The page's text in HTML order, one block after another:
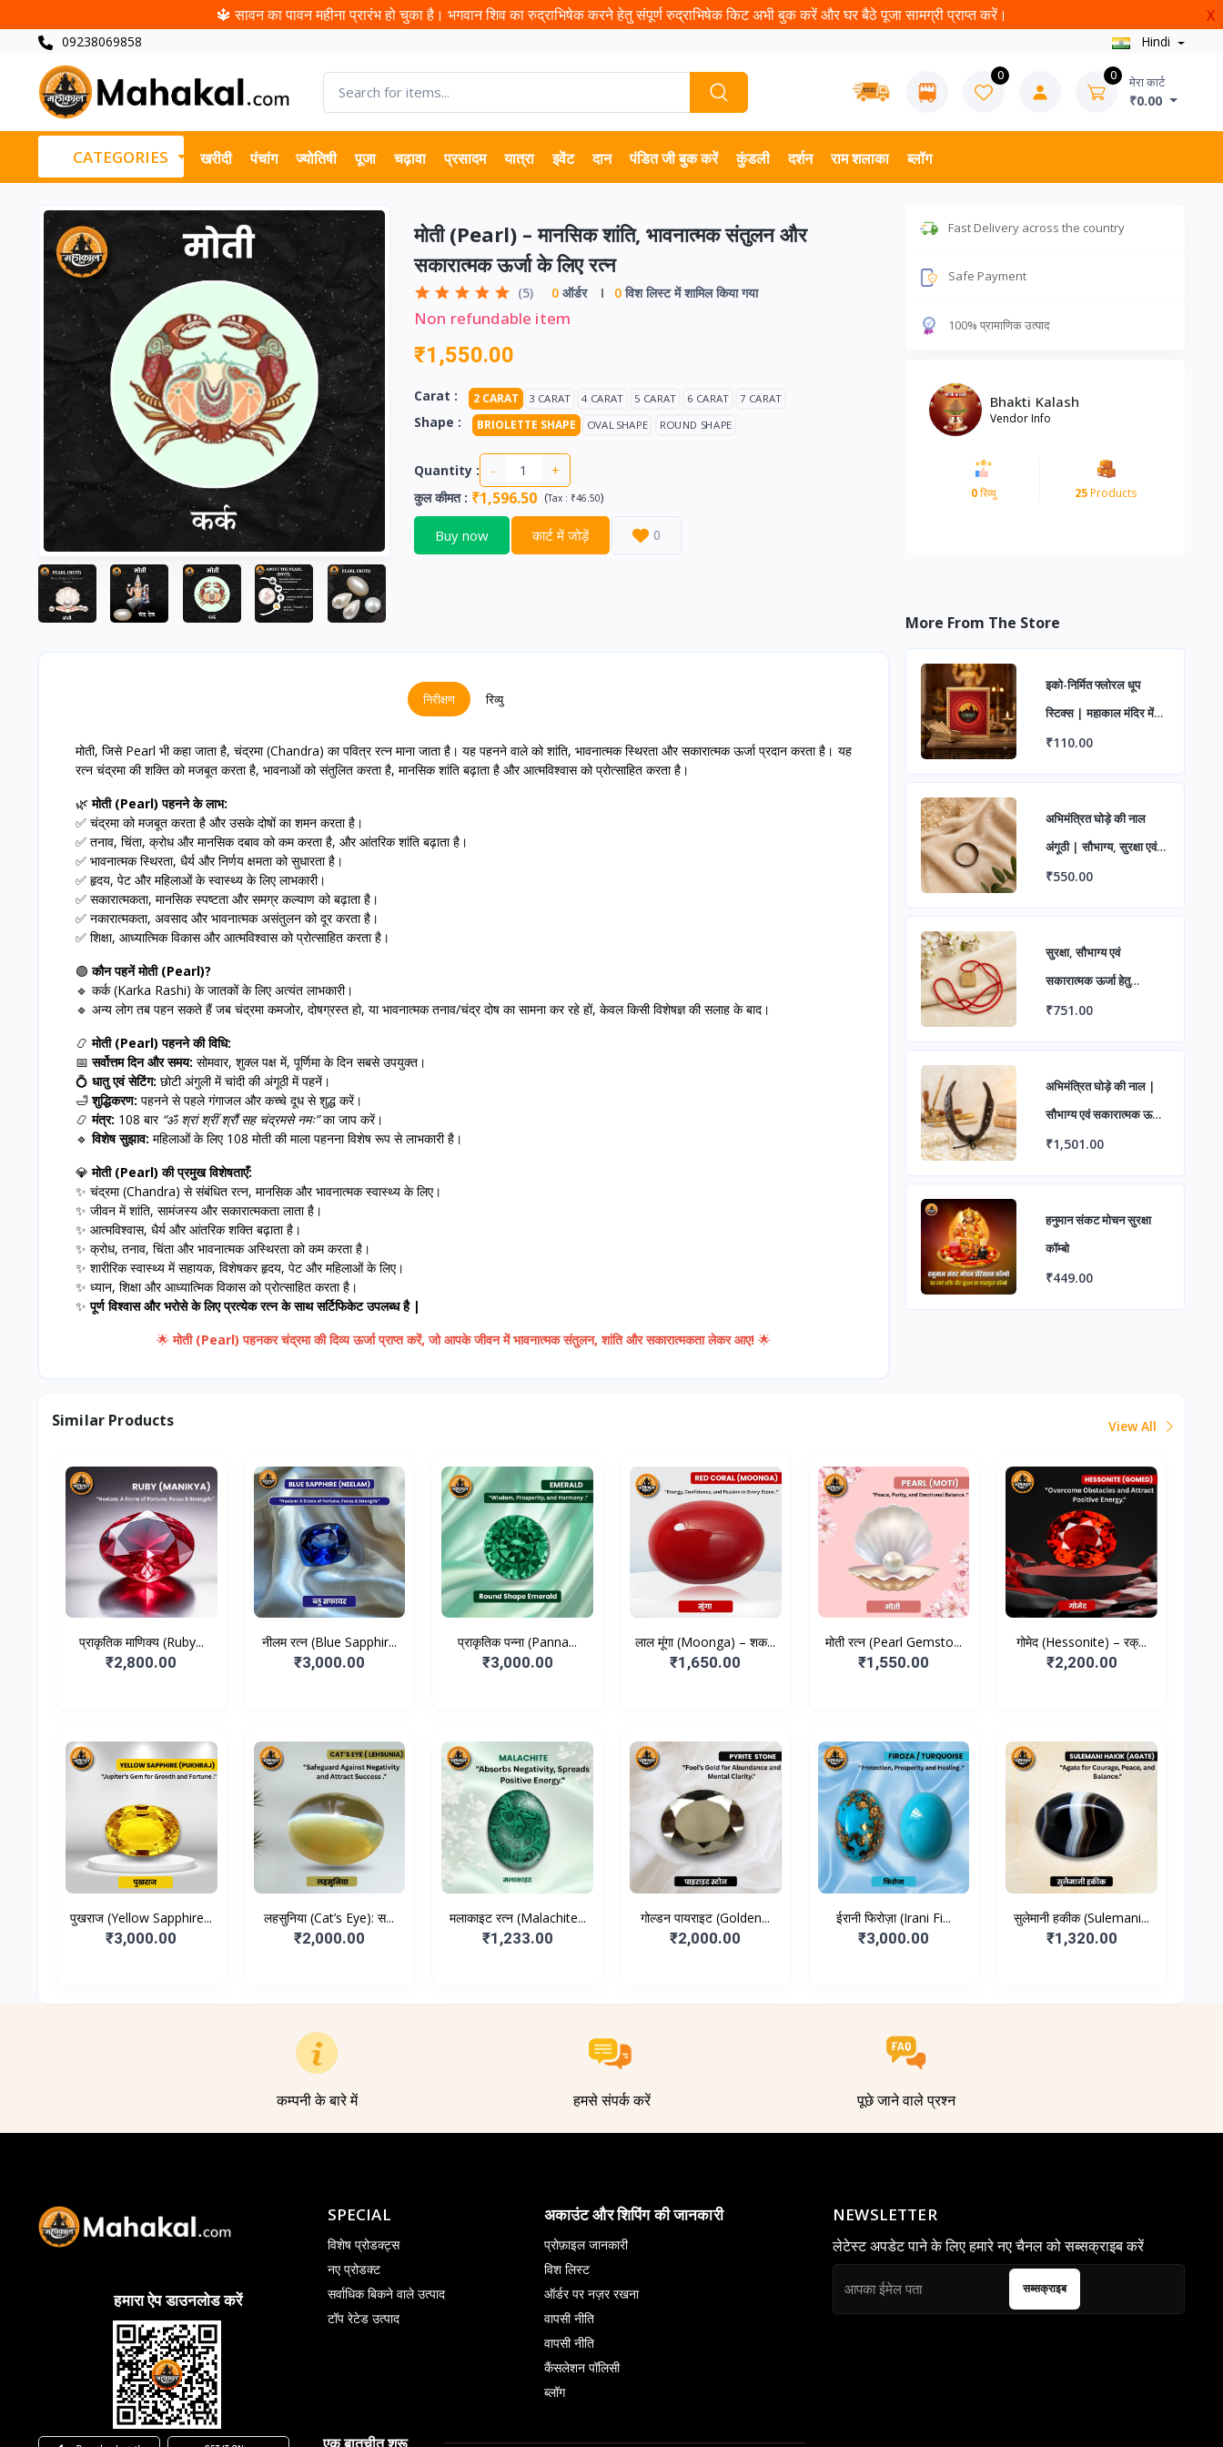
🔱 सावन का पावन महीना प्रारंभ हो चुका है। भगवान शिव का रुद्राभिषेक करने हेतु संपूर्ण रुद्राभिषेक किट अभी बुक करें और घर बैठे पूजा सामग्री प्राप्त करें। X
09238069858 Hindi
0 0 मेरा कार्ट
₹0.00
CATEGORIES खरीदी पंचांग ज्योतिषी पूजा चढ़ावा प्रसादम यात्रा इवेंट दान पंडित जी बुक करें कुंडली दर्शन राम शलाका ब्लॉग
मोती (Pearl) – मानसिक शांति, भावनात्मक संतुलन और
सकारात्मक ऊर्जा के लिए रत्न
(5) 0ऑर्डर 0विश लिस्ट में शामिल किया गया
Non refundable item
₹1,550.00
Carat : 2 CARAT 3 CARAT 4 CARAT 5 CARAT 6 CARAT 7 CARAT
Shape : BRIOLETTE SHAPE OVAL SHAPE ROUND SHAPE
Quantity : - +
कुल कीमत: ₹1,596.50 (Tax : ₹46.50)
Buy now कार्ट में जोड़ें 0
निरीक्षण रिव्यु
मोती, जिसे Pearl भी कहा जाता है, चंद्रमा (Chandra) का पवित्र रत्न माना जाता है। यह पहनने वाले को शांति, भावनात्मक स्थिरता और सकारात्मक ऊर्जा प्रदान करता है। यह
रत्न चंद्रमा की शक्ति को मजबूत करता है, भावनाओं को संतुलित करता है, मानसिक शांति बढ़ाता है और आत्मविश्वास को प्रोत्साहित करता है।
🌿मोती (Pearl) पहनने के लाभ:
✅ चंद्रमा को मजबूत करता है और उसके दोषों का शमन करता है।
✅ तनाव, चिंता, क्रोध और मानसिक दबाव को कम करता है, और आंतरिक शांति बढ़ाता है।
✅ भावनात्मक स्थिरता, धैर्य और निर्णय क्षमता को सुधारता है।
✅ हृदय, पेट और महिलाओं के स्वास्थ्य के लिए लाभकारी।
✅ सकारात्मकता, मानसिक स्पष्टता और समग्र कल्याण को बढ़ाता है।
✅ नकारात्मकता, अवसाद और भावनात्मक असंतुलन को दूर करता है।
✅ शिक्षा, आध्यात्मिक विकास और आत्मविश्वास को प्रोत्साहित करता है।
🟣कौन पहनें मोती (Pearl)?
🔹 कर्क (Karka Rashi) के जातकों के लिए अत्यंत लाभकारी।
🔹 अन्य लोग तब पहन सकते हैं जब चंद्रमा कमजोर, दोषग्रस्त हो, या भावनात्मक तनाव/चंद्र दोष का सामना कर रहे हों, केवल किसी विशेषज्ञ की सलाह के बाद।
📿मोती (Pearl) पहनने की विधि:
📅सर्वोत्तम दिन और समय: सोमवार, शुक्ल पक्ष में, पूर्णिमा के दिन सबसे उपयुक्त।
💍 धातु एवं सेटिंग: छोटी अंगुली में चांदी की अंगूठी में पहनें।
🛁शुद्धिकरण: पहनने से पहले गंगाजल और कच्चे दूध से शुद्ध करें।
📿मंत्र: 108 बार “ॐ श्रां श्रीं श्रौं सह चंद्रमसे नमः”का जाप करें।
🔹विशेष सुझाव: महिलाओं के लिए 108 मोती की माला पहनना विशेष रूप से लाभकारी है।
💎मोती (Pearl) की प्रमुख विशेषताएँ:
✨ चंद्रमा (Chandra) से संबंधित रत्न, मानसिक और भावनात्मक स्वास्थ्य के लिए।
✨ जीवन में शांति, सामंजस्य और सकारात्मकता लाता है।
✨ आत्मविश्वास, धैर्य और आंतरिक शक्ति बढ़ाता है।
✨ क्रोध, तनाव, चिंता और भावनात्मक अस्थिरता को कम करता है।
✨ शारीरिक स्वास्थ्य में सहायक, विशेषकर हृदय, पेट और महिलाओं के लिए।
✨ ध्यान, शिक्षा और आध्यात्मिक विकास को प्रोत्साहित करता है।
✨पूर्ण विश्वास और भरोसे के लिए प्रत्येक रत्न के साथ सर्टिफिकेट उपलब्ध है |
🌟मोती (Pearl) पहनकर चंद्रमा की दिव्य ऊर्जा प्राप्त करें, जो आपके जीवन में भावनात्मक संतुलन, शांति और सकारात्मकता लेकर आए!🌟
Fast Delivery across the country
Safe Payment
100% प्रामाणिक उत्पाद
Bhakti Kalash
Vendor Info
0रिव्यु 25Products
More From The Store
इको-निर्मित फ्लोरल धूप
स्टिक्स | महाकाल मंदिर में
चढ़ाए गए फूलों से बनीं
₹110.00
अभिमंत्रित घोड़े की नाल
अंगूठी | सौभाग्य, सुरक्षा एवं
सकारात्मक ऊर्जा हेतु पवित्र
आध्यात्मिक रिंग
₹550.00
सुरक्षा, सौभाग्य एवं
सकारात्मक ऊर्जा हेतु
अभिमंत्रित शनि यंत्र ताबीज
₹751.00
अभिमंत्रित घोड़े की नाल |
सौभाग्य एवं सकारात्मक ऊर्जा
हेतु पवित्र लोहे का वास्तु उपाय
₹1,501.00
हनुमान संकट मोचन सुरक्षा
कॉम्बो
₹449.00
Similar Products View All
प्राकृतिक माणिक्य (Ruby...
₹2,800.00
नीलम रत्न (Blue Sapphir...
₹3,000.00
प्राकृतिक पन्ना (Panna...
₹3,000.00
लाल मूंगा (Moonga) – शक...
₹1,650.00
मोती रत्न (Pearl Gemsto...
₹1,550.00
गोमेद (Hessonite) – रक्...
₹2,200.00
पुखराज (Yellow Sapphire...
₹3,000.00
लहसुनिया (Cat’s Eye): स...
₹2,000.00
मलाकाइट रत्न (Malachite...
₹1,233.00
गोल्डन पायराइट (Golden...
₹2,000.00
ईरानी फिरोज़ा (Irani Fi...
₹3,000.00
सुलेमानी हकीक (Sulemani...
₹1,320.00
कम्पनी के बारे में हमसे संपर्क करें पूछे जाने वाले प्रश्न
हमारा ऐप डाउनलोड करें
SPECIAL
विशेष प्रोडक्ट्स
नए प्रोडक्ट
सर्वाधिक बिकने वाले उत्पाद
टॉप रेटेड उत्पाद
अकाउंट और शिपिंग की जानकारी
प्रोफ़ाइल जानकारी
विश लिस्ट
ऑर्डर पर नज़र रखना
वापसी नीति
वापसी नीति
कैंसलेशन पॉलिसी
ब्लॉग
NEWSLETTER
लेटेस्ट अपडेट पाने के लिए हमारे नए चैनल को सब्सक्राइब करें
सब्सक्राइब